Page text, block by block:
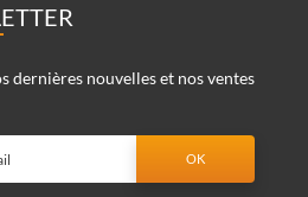
dernières nouvelles et nos ventes